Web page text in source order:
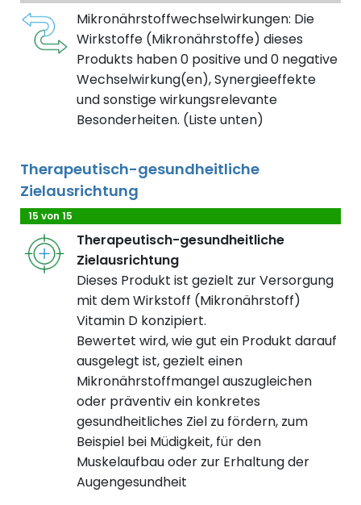
Mikronährstoffwechselwirkungen: Die
Wirkstoffe (Mikronährstoffe) dieses
Produkts haben 0 positive und 0 negative
Wechselwirkung(en), Synergieeffekte
und sonstige wirkungsrelevante
Besonderheiten. (Liste unten)
Therapeutisch-gesundheitliche
Zielausrichtung
15 von 15
Therapeutisch-gesundheitliche
Zielausrichtung
Dieses Produkt ist gezielt zur Versorgung
mit dem Wirkstoff (Mikronährstoff)
Vitamin D konzipiert.
Bewertet wird, wie gut ein Produkt darauf
ausgelegt ist, gezielt einen
Mikronährstoffmangel auszugleichen
oder präventiv ein konkretes
gesundheitliches Ziel zu fördern, zum
Beispiel bei Müdigkeit, für den
Muskelaufbau oder zur Erhaltung der
Augengesundheit